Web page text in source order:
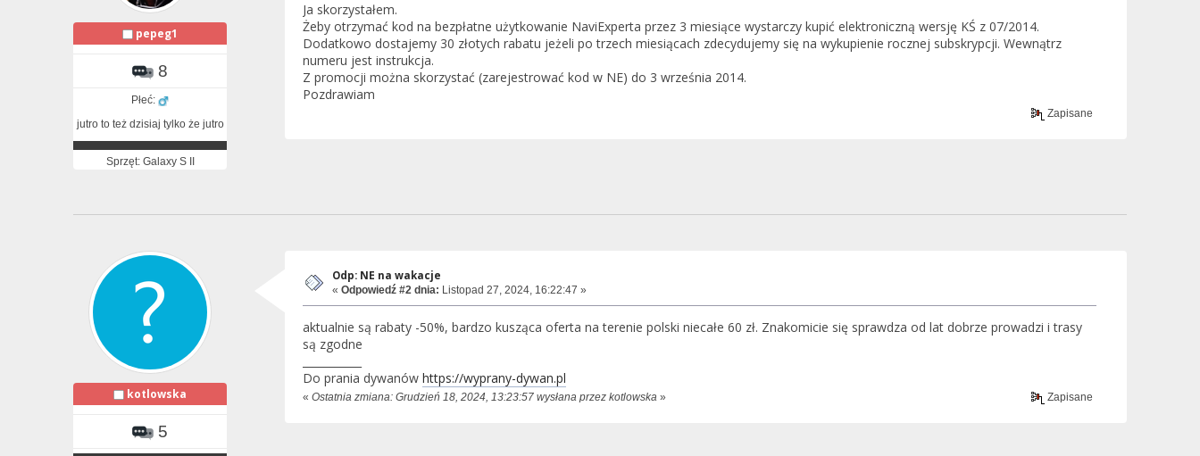
pepeg1
8
Płeć:
jutro to też dzisiaj tylko że jutro
Sprzęt: Galaxy S II
Ja skorzystałem.
Żeby otrzymać kod na bezpłatne użytkowanie NaviExperta przez 3 miesiące wystarczy kupić elektroniczną wersję KŚ z 07/2014.
Dodatkowo dostajemy 30 złotych rabatu jeżeli po trzech miesiącach zdecydujemy się na wykupienie rocznej subskrypcji. Wewnątrz
numeru jest instrukcja.
Z promocji można skorzystać (zarejestrować kod w NE) do 3 września 2014.
Pozdrawiam
Zapisane
kotlowska
5
Odp: NE na wakacje
« Odpowiedź #2 dnia: Listopad 27, 2024, 16:22:47 »
aktualnie są rabaty -50%, bardzo kusząca oferta na terenie polski niecałe 60 zł. Znakomicie się sprawdza od lat dobrze prowadzi i trasy
są zgodne
Do prania dywanów https://wyprany-dywan.pl
« Ostatnia zmiana: Grudzień 18, 2024, 13:23:57 wysłana przez kotlowska » Zapisane